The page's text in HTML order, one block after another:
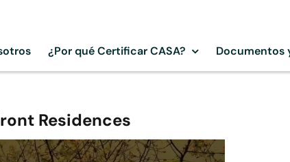
¿Por qué Certificar CASA? Documentos
Residences